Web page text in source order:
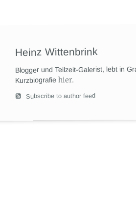
Heinz Wittenbrink
Blogger und Teilzeit-Galerist, lebt in
Kurzbiografiehier.
Subscribe to author feed